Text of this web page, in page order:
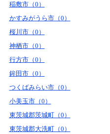
稲敷市（0）
かすみがうら市（0）
桜川市（0）
神栖市（0）
行方市（0）
鉾田市（0）
つくばみらい市（0）
小美玉市（0）
東茨城郡茨城町（0）
東茨城郡大洗町（0）